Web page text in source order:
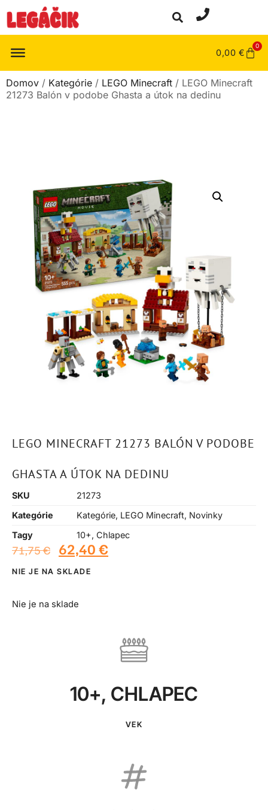
0,00 €
0
Domov / Kategórie / LEGO Minecraft / LEGO Minecraft
21273 Balón v podobe Ghasta a útok na dedinu
LEGO MINECRAFT 21273 BALÓN V PODOBE
GHASTA A ÚTOK NA DEDINU
SKU
21273
Kategórie
Kategórie, LEGO Minecraft, Novinky
Tagy
10+, Chlapec
71,75€ 62,40 €
NIE JE NA SKLADE
Nie je na sklade
10+, CHLAPEC
VEK